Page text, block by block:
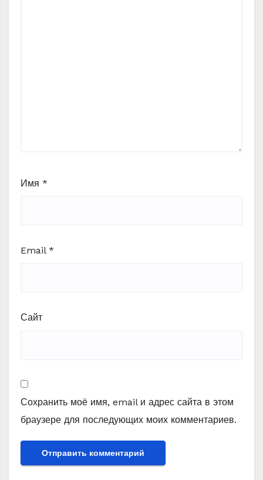
Имя *
Email *
Сайт
Сохранить моё имя, email и адрес сайта в этом
браузере для последующих моих комментариев.